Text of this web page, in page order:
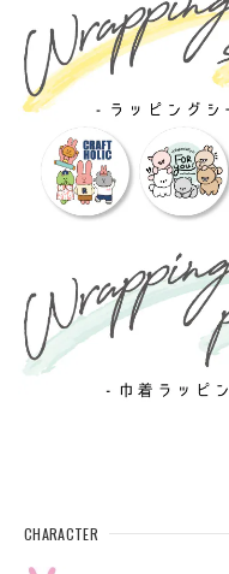
CHARACTER